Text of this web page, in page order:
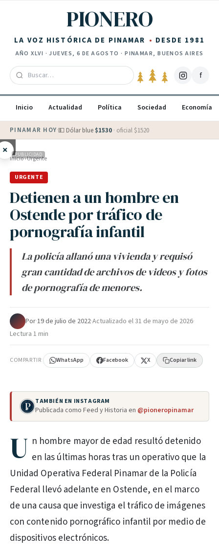
PIONERO
LA VOZ HISTÓRICA DE PINAMAR DESDE 1981
AÑOXLVI ·JUEVES, 6 DE AGOSTO · PINAMAR, BUENOS AIRES
f
Inicio Actualidad Política Sociedad Economía
PINAMAR HOY·💵 Dólar blue $1530 · oficial $1520
× PUBLICIDAD
Inicio›Urgente
URGENTE
Detienen a un hombre en
Ostende por tráfico de
pornografía infantil
La policía allanó una vivienda y requisó
gran cantidad de archivos de videos y fotos
de pornografía de menores.
Por·19 de julio de 2022·Actualizado el31 de mayo de 2026·
Lectura 1 min
COMPARTIR WhatsApp Facebook X Copiar link
TAMBIÉN EN INSTAGRAM
Publicada como Feed y Historia en @pioneropinamar
U n hombre mayor de edad resultó detenido
en las últimas horas tras un operativo que la
Unidad Operativa Federal Pinamar de la Policía
Federal llevó adelante en Ostende, en el marco
de una causa que investiga el tráfico de imágenes
con contenido pornográfico infantil por medio de
dispositivos electrónicos.